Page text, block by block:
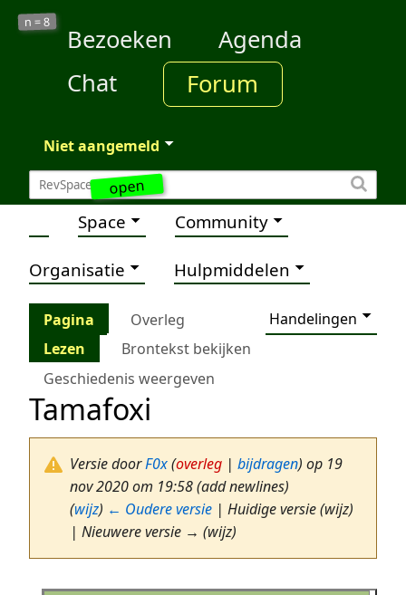
open
n =8
Bezoeken
Agenda
Chat
Forum
Niet aangemeld
Space Community
Organisatie Hulpmiddelen
Pagina Overleg
Handelingen
Lezen
Brontekst bekijken
Geschiedenis weergeven
Tamafoxi
Versie doorF0x(overleg | bijdragen) op 19
nov 2020 om 19:58(add newlines)
(wijz) ← Oudere versie | Huidige versie (wijz)
| Nieuwere versie → (wijz)